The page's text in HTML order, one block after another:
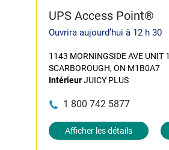
UPS Access Point®
Ouvrira aujourd’hui à 12 h 30
1143 MORNINGSIDE AVE UNIT 1
SCARBOROUGH, ON M1B0A7
IntérieurJUICY PLUS
1 800 742 5877
Afficher les détails